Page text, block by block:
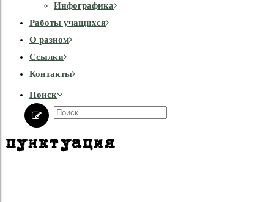
Инфографика
Работы учащихся
О разном
Cсылки
Контакты
Поиск
пунктуация